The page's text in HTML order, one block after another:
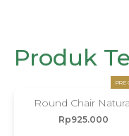
Produk
PRE
Round Chair
Rp925.000